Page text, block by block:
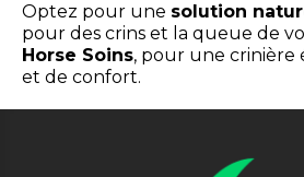
Optez pour une solution
pour des crins et la queue de
Horse Soins, pour une crinière
et de confort.